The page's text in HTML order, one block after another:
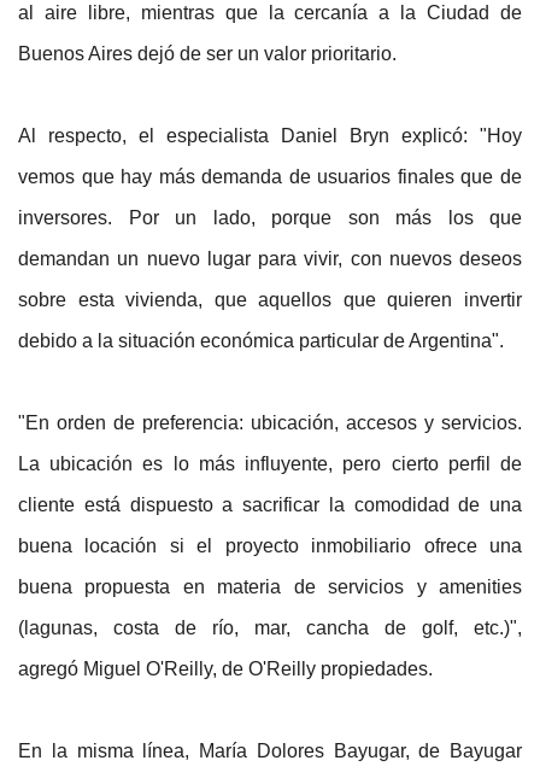
al aire libre, mientras que la cercanía a la Ciudad de
Buenos Aires dejó de ser un valor prioritario.
Al respecto, el especialista Daniel Bryn explicó: "Hoy
vemos que hay más demanda de usuarios finales que de
inversores. Por un lado, porque son más los que
demandan un nuevo lugar para vivir, con nuevos deseos
sobre esta vivienda, que aquellos que quieren invertir
debido a la situación económica particular de Argentina".
"En orden de preferencia: ubicación, accesos y servicios.
La ubicación es lo más influyente, pero cierto perfil de
cliente está dispuesto a sacrificar la comodidad de una
buena locación si el proyecto inmobiliario ofrece una
buena propuesta en materia de servicios y amenities
(lagunas, costa de río, mar, cancha de golf, etc.)",
agregó Miguel O'Reilly, de O'Reilly propiedades.
En la misma línea, María Dolores Bayugar, de Bayugar